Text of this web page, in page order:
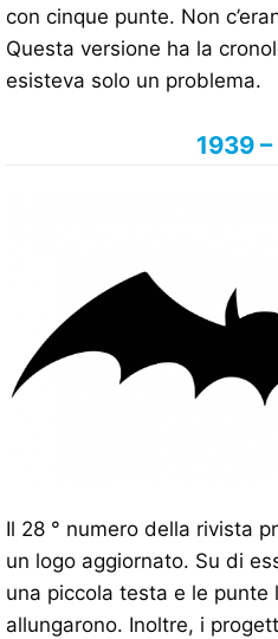
con cinque punte. Non
Questa versione ha la
esisteva solo un problema.
1939 –
Il 28 ° numero della rivista
un logo aggiornato. Su di
una piccola testa e le punte
allungarono. Inoltre, i